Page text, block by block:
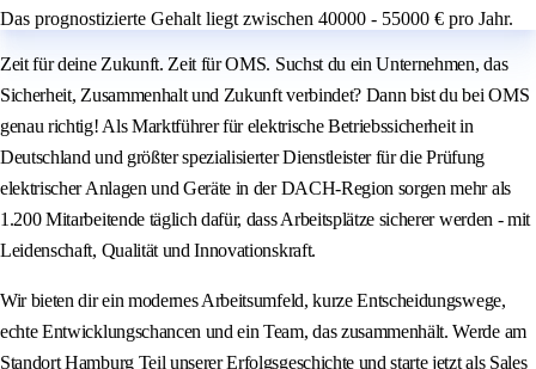
Das prognostizierte Gehalt liegt zwischen 40000 - 55000 € pro Jahr.
Zeit für deine Zukunft. Zeit für OMS. Suchst du ein Unternehmen, das
Sicherheit, Zusammenhalt und Zukunft verbindet? Dann bist du bei OMS
genau richtig! Als Marktführer für elektrische Betriebssicherheit in
Deutschland und größter spezialisierter Dienstleister für die Prüfung
elektrischer Anlagen und Geräte in der DACH-Region sorgen mehr als
1.200 Mitarbeitende täglich dafür, dass Arbeitsplätze sicherer werden - mit
Leidenschaft, Qualität und Innovationskraft.
Wir bieten dir ein modernes Arbeitsumfeld, kurze Entscheidungswege,
echte Entwicklungschancen und ein Team, das zusammenhält. Werde am
Standort Hamburg Teil unserer Erfolgsgeschichte und starte jetzt als Sales